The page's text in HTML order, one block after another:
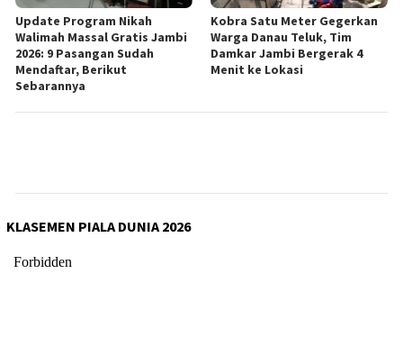
Update Program Nikah
Walimah Massal Gratis Jambi
2026: 9 Pasangan Sudah
Mendaftar, Berikut
Sebarannya
Kobra Satu Meter Gegerkan
Warga Danau Teluk, Tim
Damkar Jambi Bergerak 4
Menit ke Lokasi
KLASEMEN PIALA DUNIA 2026